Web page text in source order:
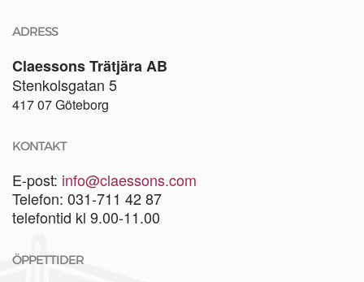
ADRESS
Claessons Trätjära AB
Stenkolsgatan 5
417 07 Göteborg
KONTAKT
E-post: info@claessons.com
Telefon: 031-711 42 87
telefontid kl 9.00-11.00
ÖPPETTIDER